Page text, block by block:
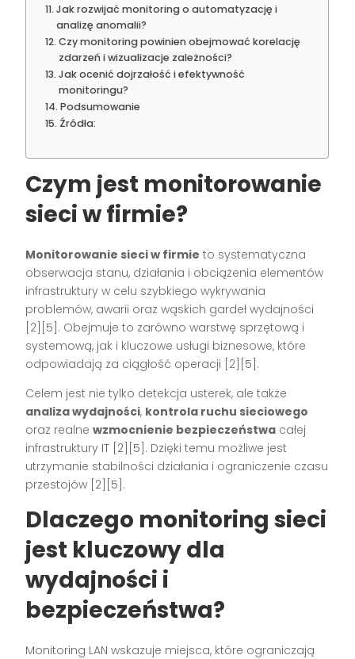
Jak rozwijać monitoring o automatyzację i
analizę anomalii?
Czy monitoring powinien obejmować korelację
zdarzeń i wizualizacje zależności?
Jak ocenić dojrzałość i efektywność
monitoringu?
Podsumowanie
Źródła:
Czym jest monitorowanie
sieci w firmie?
Monitorowanie sieci w firmie to systematyczna
obserwacja stanu, działania i obciążenia elementów
infrastruktury w celu szybkiego wykrywania
problemów, awarii oraz wąskich gardeł wydajności
[2][5]. Obejmuje to zarówno warstwę sprzętową i
systemową, jak i kluczowe usługi biznesowe, które
odpowiadają za ciągłość operacji [2][5].
Celem jest nie tylko detekcja usterek, ale także
analiza wydajności, kontrola ruchu sieciowego
oraz realnewzmocnienie bezpieczeństwa całej
infrastruktury IT [2][5]. Dzięki temu możliwe jest
utrzymanie stabilności działania i ograniczenie czasu
przestojów [2][5].
Dlaczego monitoring sieci
jest kluczowy dla
wydajności i
bezpieczeństwa?
Monitoring LAN wskazuje miejsca, które ograniczają